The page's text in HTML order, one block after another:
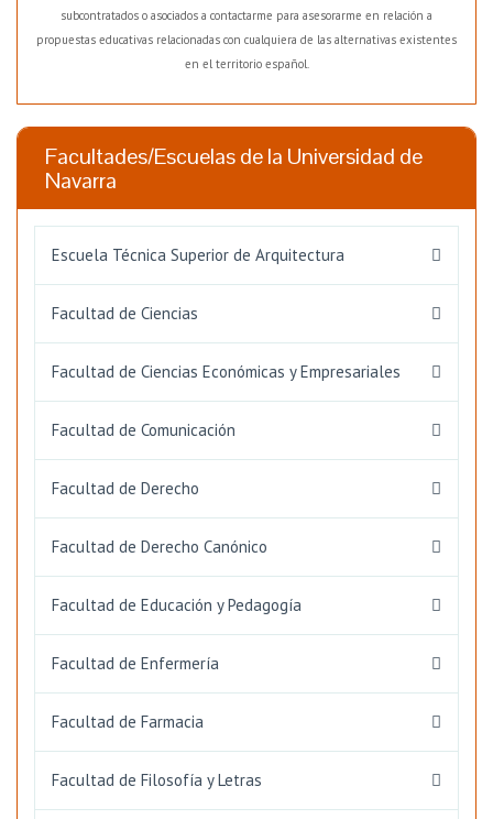
subcontratados o asociados a contactarme para asesorarme en relación a
propuestas educativas relacionadas con cualquiera de las alternativas existentes
en el territorio español.
Facultades/Escuelas de la Universidad de
Navarra
Escuela Técnica Superior de Arquitectura
Facultad de Ciencias
Facultad de Ciencias Económicas y Empresariales
Facultad de Comunicación
Facultad de Derecho
Facultad de Derecho Canónico
Facultad de Educación y Pedagogía
Facultad de Enfermería
Facultad de Farmacia
Facultad de Filosofía y Letras